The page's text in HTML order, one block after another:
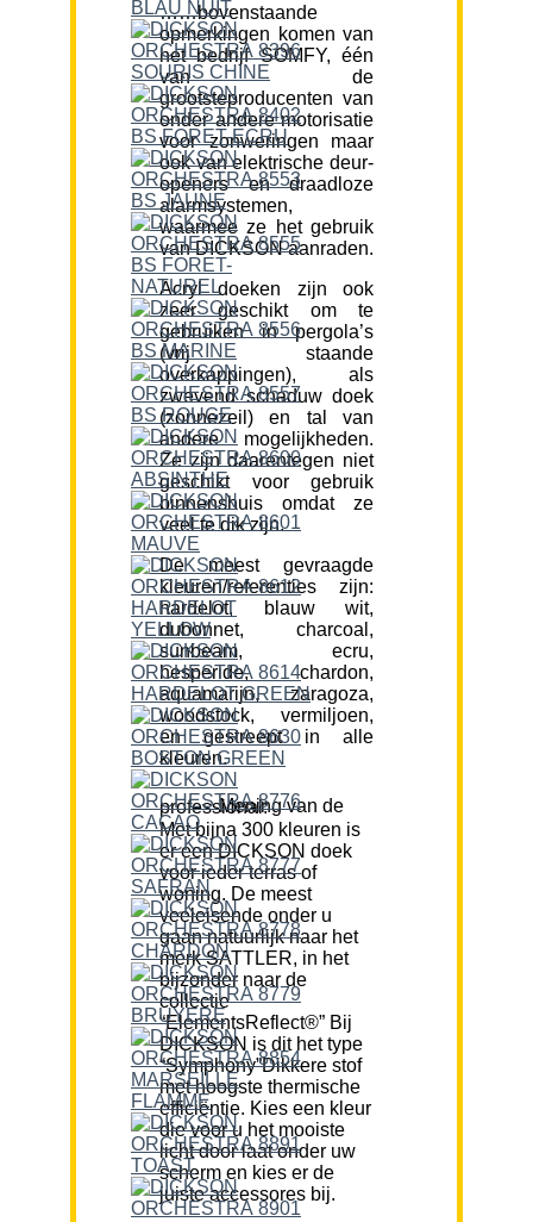
……bovenstaande
opmerkingen komen van
het bedrijf SOMFY, één
van de
grootsteproducenten van
onder andere motorisatie
voor zonweringen maar
ook van elektrische deur-
openers en draadloze
alarmsystemen,
waarmee ze het gebruik
van DICKSON aanraden.
Acryl doeken zijn ook
zeer geschikt om te
gebruiken in pergola’s
(vrij staande
overkappingen), als
zwevend schaduw doek
(zonnezeil) en tal van
andere mogelijkheden.
Ze zijn daarentegen niet
geschikt voor gebruik
binnenshuis omdat ze
veel te dik zijn.
De meest gevraagde
kleuren/referenties zijn:
hardelot, blauw wit,
dubonnet, charcoal,
sunbeam, ecru,
hesperide, chardon,
aquamarijn, zaragoza,
woodstock, vermiljoen,
en gestreept in alle
kleuren.
Mening van de professional:
Met bijna 300 kleuren is
er een DICKSON doek
voor ieder terras of
woning. De meest
veeleisende onder u
gaan natuurlijk naar het
merk SATTLER, in het
bijzonder naar de
collectie
“ElementsReflect®” Bij
DICKSON is dit het type
“Symphony”Dikkere stof
met hoogste thermische
efficiëntie. Kies een kleur
die voor u het mooiste
licht door laat onder uw
scherm en kies er de
juiste accessores bij.